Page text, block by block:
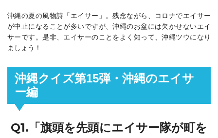
沖縄の夏の風物詩「エイサー」。残念ながら、コロナでエイサー
が中止になることが多いですが、沖縄のお盆には欠かせないエイ
サーです。是非、エイサーのことをよく知って、沖縄ツウになり
ましょう！
沖縄クイズ第15弾・沖縄のエイサ
ー編
Q1.「旗頭を先頭にエイサー隊が町を